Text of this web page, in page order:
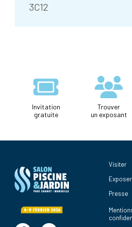
3C12
Invitation
gratuite
Trouver
un exposant
Visiter
Exposer
Presse